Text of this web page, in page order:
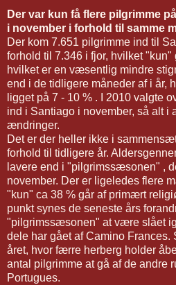
Der var kun få flere pilgrimme
i november i forhold til samme
Der kom 7.651 pilgrimme ind til
forhold til 7.346 i fjor, hvilket
hvilket er en væsentlig mindre
end i de tidligere måneder af i år,
ligget på 7 - 10 % . I 2010 valgte
ind i Santiago i november, så alt i
ændringer.
Det er der heller ikke i
forhold til tidligere år.
lavere end i "pilgrimssæsonen" ,
november. Der er ligeledes flere
"kun" ca 38 % går af primært
punkt synes de seneste års
"pilgrimssæsonen" at være slået
dele har gået af Camino Frances.
året, hvor færre herberg holder
antal pilgrimme at gå af de andre
Portugues.